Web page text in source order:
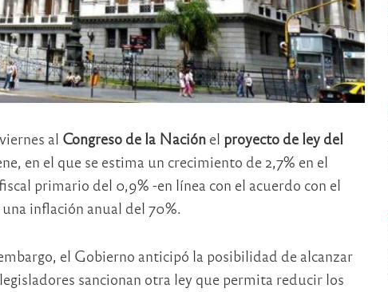
al Congreso de la Naciónel proyecto de ley del
en el que se estima un crecimiento de 2,7% en el
primario del 0,9% -en línea con el acuerdo con el
una inflación anual del 70%.
el Gobierno anticipó la posibilidad de alcanzar
sancionan otra ley que permita reducir los